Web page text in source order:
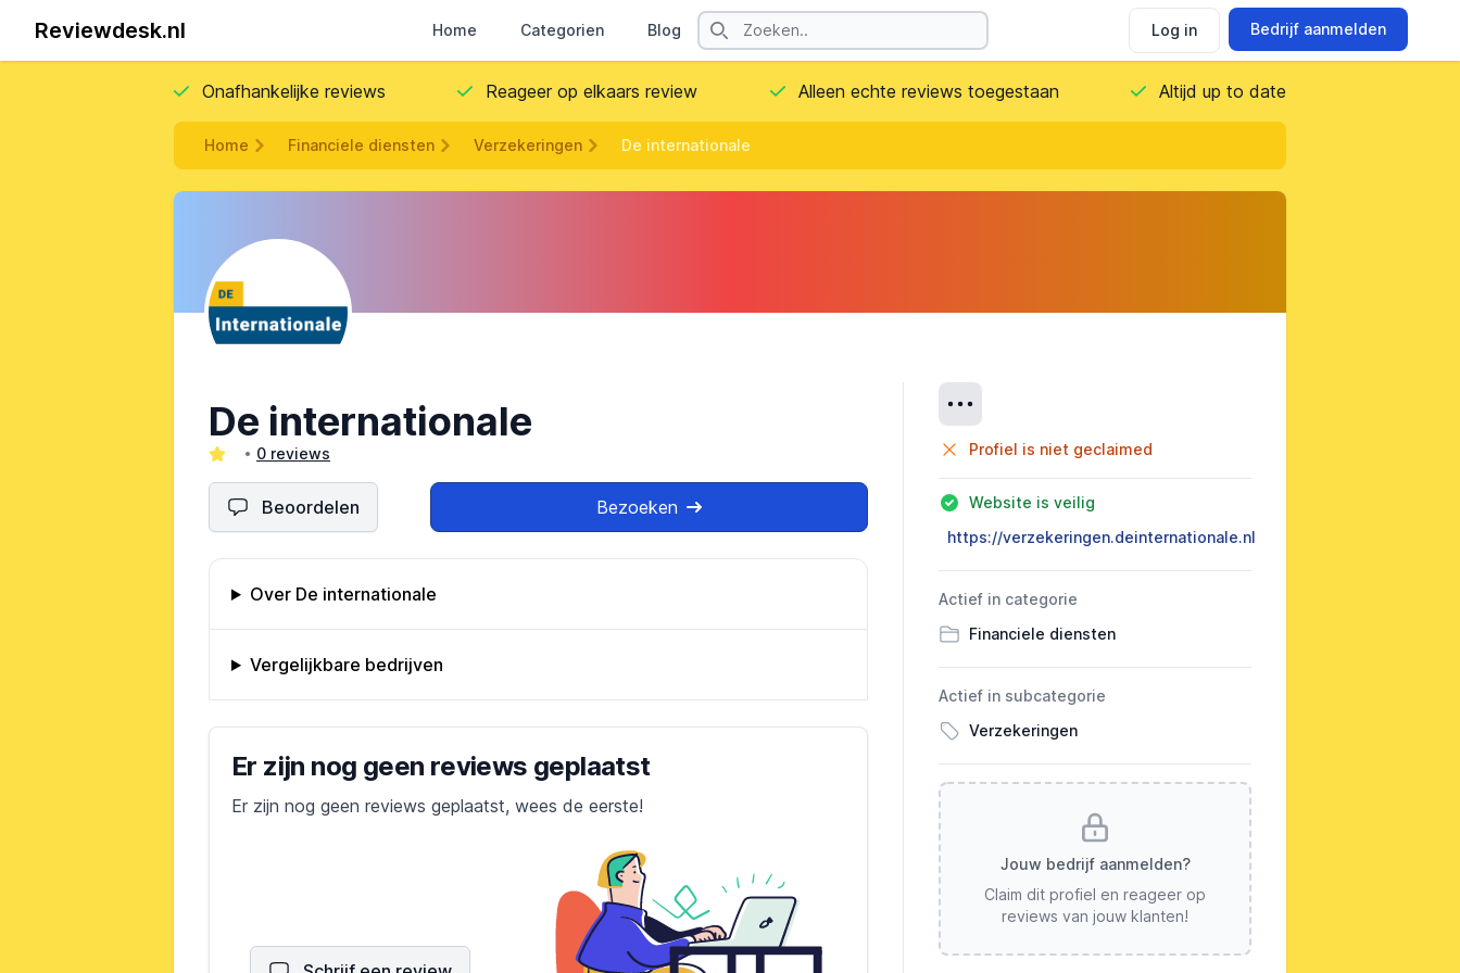
Reviewdesk.nl Home Categorien Blog Contact
Search
Log in Bedrijf aanmelden
Onafhankelijke reviews Reageer op elkaars review Alleen echte reviews toegestaan Altijd up to date
Home Financiele diensten Verzekeringen De internationale
De internationale
0 reviews
Beoordelen Bezoeken
Omschrijving bedrijf
Over De internationale
Vergelijkbare bedrijven
Bedrijfs reviews
Er zijn nog geen reviews geplaatst
Er zijn nog geen reviews geplaatst, wees de eerste!
Profiel is niet geclaimed
Website is veilig
https://verzekeringen.deinternationale.nl
Actief in categorie
Financiele diensten
Actief in subcategorie
Verzekeringen
Jouw bedrijf aanmelden?
Claim dit profiel en reageer op
reviews van jouw klanten!